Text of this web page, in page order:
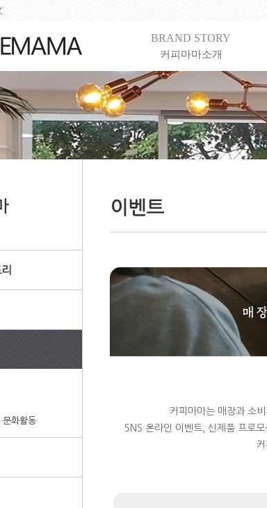
BRAND STORY
커피마마소개
화활동
커피마마는 매장과 소
SNS 온라인 이벤트, 신제품 프로